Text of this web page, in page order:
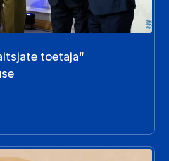
toetaja“